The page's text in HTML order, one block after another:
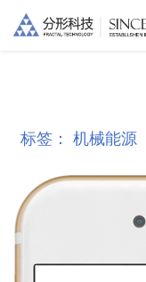
标签： 机械能源